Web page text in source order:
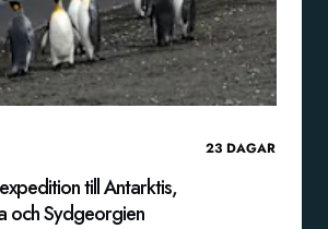
23 DAGAR
till Antarktis,
och Sydgeorgien